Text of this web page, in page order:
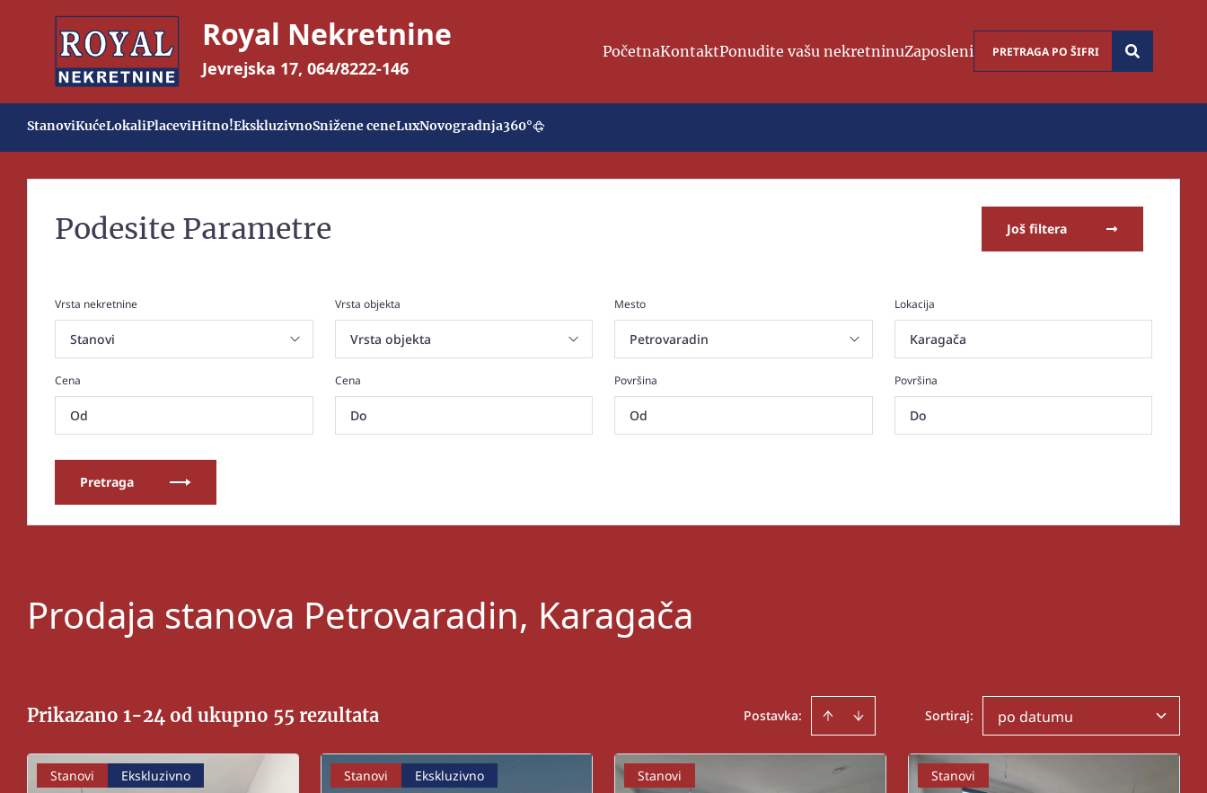
Royal Nekretnine
Jevrejska 17, 064/8222-146
PočetnaKontaktPonudite vašu nekretninuZaposleni
StanoviKućeLokaliPlaceviHitno!EkskluzivnoSnižene ceneLuxNovogradnja360°
Podesite Parametre Još filtera
Vrsta nekretnine Vrsta objekta Mesto Lokacija
Karagača
Cena Cena Površina Površina
Pretraga
Prodaja stanova Petrovaradin, Karagača
Prikazano 1-24 od ukupno 55 rezultata Postavka: Sortiraj: po datumu
Stanovi Ekskluzivno Stanovi Ekskluzivno Stanovi Stanovi